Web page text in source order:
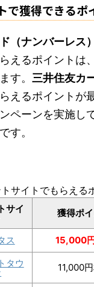
で獲得できるポ
（ナンバーレス）
えるポイントは
す。 三井住友カ
えるポイントが
ペーンを実施し
す。
サイトでもらえる
サイ 獲得ポ
ス
15,000
タウ
11,000